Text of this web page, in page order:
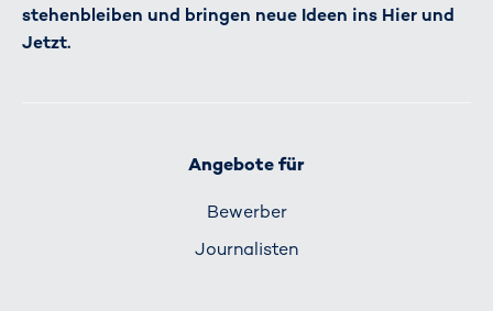
stehenbleiben und bringen neue Ideen ins Hier und
Jetzt.
Angebote für
Bewerber
Journalisten